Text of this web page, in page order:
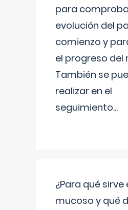
para
evolución del
comienzo y
el progreso del
También se
realizar en el
seguimiento...
¿Para qué sirve
mucoso y qué